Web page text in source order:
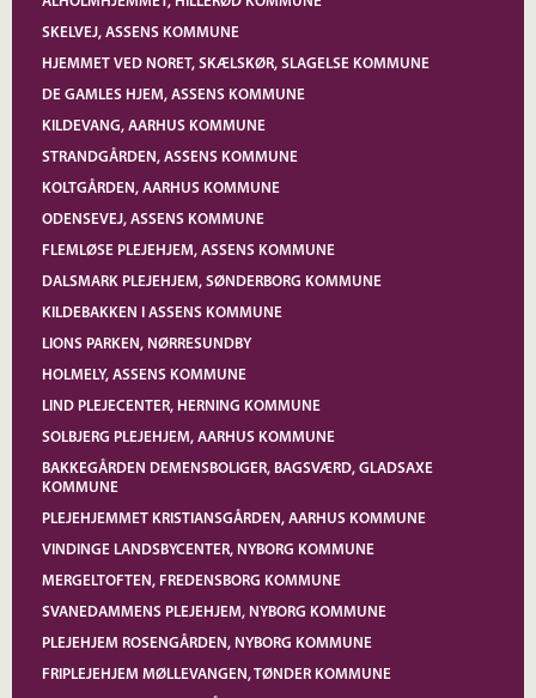
SKELVEJ, ASSENS KOMMUNE
HJEMMET VED NORET, SKÆLSKØR, SLAGELSE KOMMUNE
DE GAMLES HJEM, ASSENS KOMMUNE
KILDEVANG, AARHUS KOMMUNE
STRANDGÅRDEN, ASSENS KOMMUNE
KOLTGÅRDEN, AARHUS KOMMUNE
ODENSEVEJ, ASSENS KOMMUNE
FLEMLØSE PLEJEHJEM, ASSENS KOMMUNE
DALSMARK PLEJEHJEM, SØNDERBORG KOMMUNE
KILDEBAKKEN I ASSENS KOMMUNE
LIONS PARKEN, NØRRESUNDBY
HOLMELY, ASSENS KOMMUNE
LIND PLEJECENTER, HERNING KOMMUNE
SOLBJERG PLEJEHJEM, AARHUS KOMMUNE
BAKKEGÅRDEN DEMENSBOLIGER, BAGSVÆRD, GLADSAXE
KOMMUNE
PLEJEHJEMMET KRISTIANSGÅRDEN, AARHUS KOMMUNE
VINDINGE LANDSBYCENTER, NYBORG KOMMUNE
MERGELTOFTEN, FREDENSBORG KOMMUNE
SVANEDAMMENS PLEJEHJEM, NYBORG KOMMUNE
PLEJEHJEM ROSENGÅRDEN, NYBORG KOMMUNE
FRIPLEJEHJEM MØLLEVANGEN, TØNDER KOMMUNE